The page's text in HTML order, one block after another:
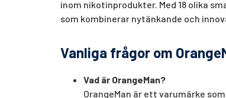
inom nikotinprodukter. Med 18 olika
som kombinerar nytänkande och
Vanliga frågor om
Vad är OrangeMan?
OrangeMan är ett varumärke